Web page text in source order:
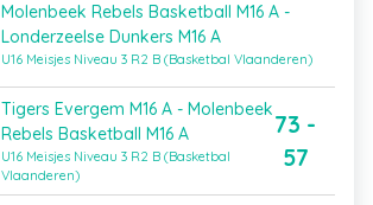
Molenbeek Rebels Basketball M16 A -
Londerzeelse Dunkers M16 A
U16 Meisjes Niveau 3 R2 B (Basketbal Vlaanderen)
Tigers Evergem M16 A - Molenbeek
Rebels Basketball M16 A
U16 Meisjes Niveau 3 R2 B (Basketbal
Vlaanderen)
73 -
57